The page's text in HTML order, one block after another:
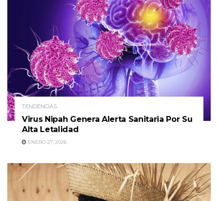
TENDENCIAS
Virus Nipah Genera Alerta Sanitaria Por Su
Alta Letalidad
ENERO 27, 2026